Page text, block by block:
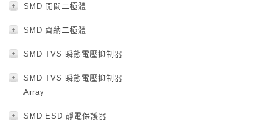
SMD 開關二極體
SMD 齊納二極體
SMD TVS 瞬態電壓抑制器
SMD TVS 瞬態電壓抑制器
Array
SMD ESD 靜電保護器